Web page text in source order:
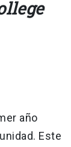
año
Este